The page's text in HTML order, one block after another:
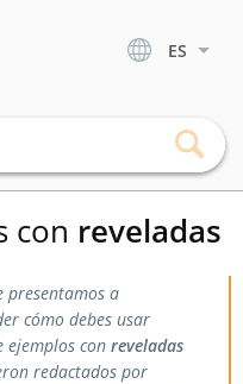
ES
con reveladas
presentamos a
cómo debes usar
ejemplos con reveladas
redactados por